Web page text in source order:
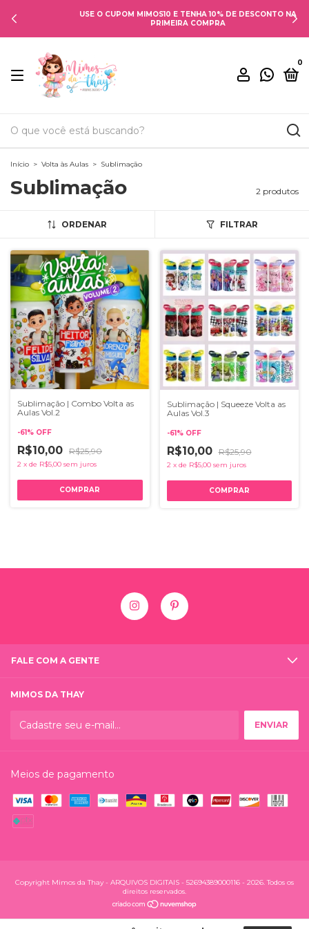
USE O CUPOM MIMOS10 E TENHA 10% DE DESCONTO NA
PRIMEIRA COMPRA
0
Início > Volta às Aulas > Sublimação
Sublimação 2 produtos
ORDENAR FILTRAR
Sublimação | Combo Volta as
Aulas Vol.2
-61% OFF
R$10,00 R$25,90
2 x de R$5,00 sem juros
Sublimação | Squeeze Volta as
Aulas Vol.3
-61% OFF
R$10,00 R$25,90
2 x de R$5,00 sem juros
FALE COM A GENTE
MIMOS DA THAY
Meios de pagamento
Copyright Mimos da Thay - ARQUIVOS DIGITAIS - 52694389000116 - 2026. Todos os
direitos reservados.